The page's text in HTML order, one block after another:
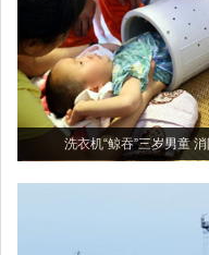
洗衣机“鲸吞”三岁男童